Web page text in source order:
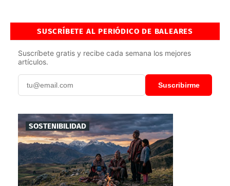
SUSCRÍBETE AL PERIÓDICO DE BALEARES
Suscríbete gratis y recibe cada semana los mejores
artículos.
Suscribirme
SOSTENIBILIDAD